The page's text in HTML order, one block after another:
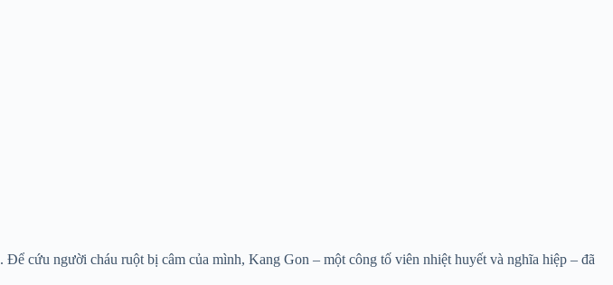
. Để cứu người cháu ruột bị câm của mình, Kang Gon – một công tố viên nhiệt huyết và nghĩa hiệp – đã